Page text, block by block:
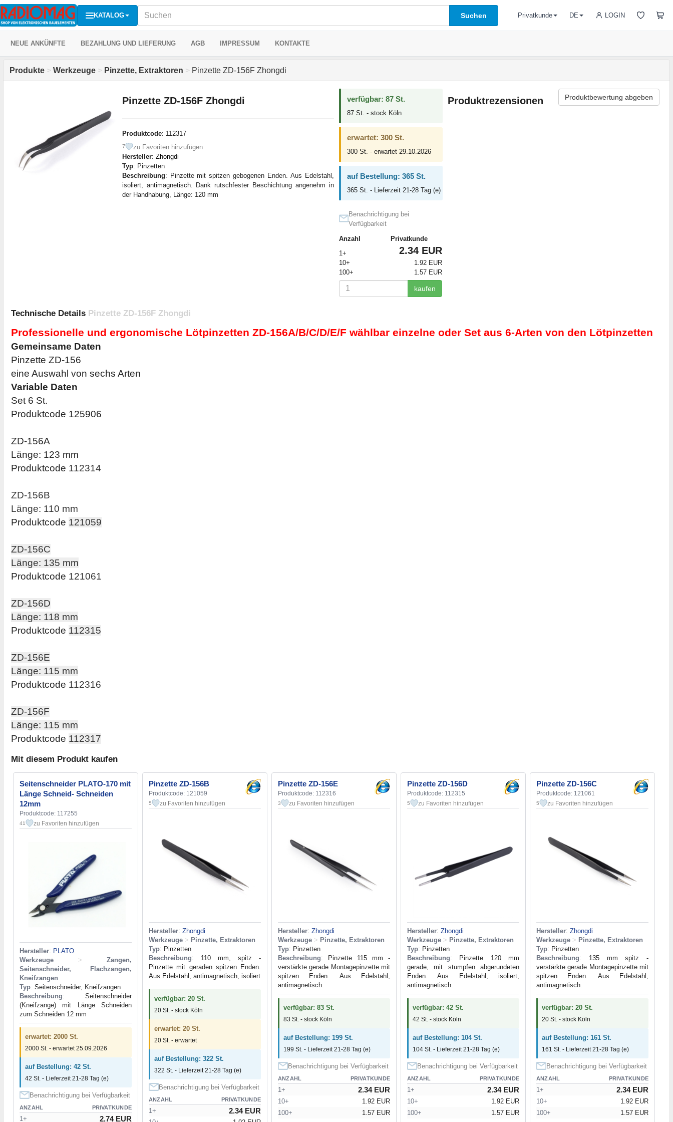
KATALOG Suchen LOGIN
Privatkunde DE
NEUE ANKÜNFTE BEZAHLUNG UND LIEFERUNG AGB IMPRESSUM KONTAKTE
Produkte > Werkzeuge > Pinzette, Extraktoren > Pinzette ZD-156F Zhongdi
Pinzette ZD-156F Zhongdi
Produktcode: 112317
7
zu Favoriten hinzufügen
Hersteller: Zhongdi
Typ: Pinzetten
Beschreibung: Pinzette mit spitzen gebogenen Enden. Aus Edelstahl,
isoliert, antimagnetisch. Dank rutschfester Beschichtung angenehm in
der Handhabung, Länge: 120 mm
verfügbar: 87 St.
87 St. - stock Köln
erwartet: 300 St.
300 St. - erwartet 29.10.2026
auf Bestellung: 365 St.
365 St. - Lieferzeit 21-28 Tag (e)
Benachrichtigung bei
Verfügbarkeit
Anzahl
Privatkunde
1+
2.34 EUR
10+
1.92 EUR
100+
1.57 EUR
kaufen
Produktrezensionen Produktbewertung abgeben
Technische Details Pinzette ZD-156F Zhongdi
Professionelle und ergonomische Lötpinzetten ZD-156A/B/C/D/E/F wählbar einzelne oder Set aus 6-Arten von den Lötpinzetten
Gemeinsame Daten
Pinzette ZD-156
eine Auswahl von sechs Arten
Variable Daten
Set 6 St.
Produktcode 125906
ZD-156A
Länge: 123 mm
Produktcode 112314
ZD-156B
Länge: 110 mm
Produktcode 121059
ZD-156C
Länge: 135 mm
Produktcode 121061
ZD-156D
Länge: 118 mm
Produktcode 112315
ZD-156E
Länge: 115 mm
Produktcode 112316
ZD-156F
Länge: 115 mm
Produktcode 112317
Mit diesem Produkt kaufen
Seitenschneider PLATO-170 mit
Länge Schneid- Schneiden
12mm
Produktcode: 117255
41 zu Favoriten hinzufügen
Hersteller: PLATO
Werkzeuge
>
Zangen,
Seitenschneider, Flachzangen,
Kneifzangen
Typ: Seitenschneider, Kneifzangen
Beschreibung: Seitenschneider
(Kneifzange) mit Länge Schneiden
zum Schneiden 12 mm
erwartet: 2000 St.
2000 St. - erwartet 25.09.2026
auf Bestellung: 42 St.
42 St. - Lieferzeit 21-28 Tag (e)
Benachrichtigung bei Verfügbarkeit
ANZAHL PRIVATKUNDE
1+ 2.74 EUR
Pinzette ZD-156B
Produktcode: 121059
5 zu Favoriten hinzufügen
Hersteller: Zhongdi
Werkzeuge > Pinzette, Extraktoren
Typ: Pinzetten
Beschreibung: 110 mm, spitz -
Pinzette mit geraden spitzen Enden.
Aus Edelstahl, antimagnetisch, isoliert
verfügbar: 20 St.
20 St. - stock Köln
erwartet: 20 St.
20 St. - erwartet
auf Bestellung: 322 St.
322 St. - Lieferzeit 21-28 Tag (e)
Benachrichtigung bei Verfügbarkeit
ANZAHL PRIVATKUNDE
1+ 2.34 EUR
Pinzette ZD-156E
Produktcode: 112316
3 zu Favoriten hinzufügen
Hersteller: Zhongdi
Werkzeuge > Pinzette, Extraktoren
Typ: Pinzetten
Beschreibung: Pinzette 115 mm -
verstärkte gerade Montagepinzette mit
spitzen Enden. Aus Edelstahl,
antimagnetisch.
verfügbar: 83 St.
83 St. - stock Köln
auf Bestellung: 199 St.
199 St. - Lieferzeit 21-28 Tag (e)
Benachrichtigung bei Verfügbarkeit
ANZAHL PRIVATKUNDE
1+ 2.34 EUR
10+
1.92 EUR
100+
1.57 EUR
Pinzette ZD-156D
Produktcode: 112315
5 zu Favoriten hinzufügen
Hersteller: Zhongdi
Werkzeuge > Pinzette, Extraktoren
Typ: Pinzetten
Beschreibung: Pinzette 120 mm
gerade, mit stumpfen abgerundeten
Enden. Aus Edelstahl, isoliert,
antimagnetisch.
verfügbar: 42 St.
42 St. - stock Köln
auf Bestellung: 104 St.
104 St. - Lieferzeit 21-28 Tag (e)
Benachrichtigung bei Verfügbarkeit
ANZAHL PRIVATKUNDE
1+ 2.34 EUR
10+
1.92 EUR
100+
1.57 EUR
Pinzette ZD-156C
Produktcode: 121061
5 zu Favoriten hinzufügen
Hersteller: Zhongdi
Werkzeuge > Pinzette, Extraktoren
Typ: Pinzetten
Beschreibung: 135 mm spitz -
verstärkte gerade Montagepinzette mit
spitzen Enden. Aus Edelstahl,
antimagnetisch.
verfügbar: 20 St.
20 St. - stock Köln
auf Bestellung: 161 St.
161 St. - Lieferzeit 21-28 Tag (e)
Benachrichtigung bei Verfügbarkeit
ANZAHL PRIVATKUNDE
1+ 2.34 EUR
10+
1.92 EUR
100+
1.57 EUR